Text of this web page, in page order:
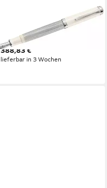
Füllfederhalter Füllhalter
M405 EF Silber-Weiß
388,83 €
lieferbar in 3 Wochen